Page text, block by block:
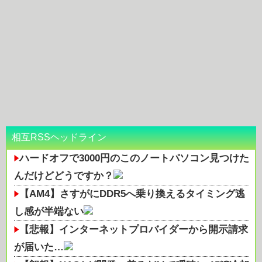
相互RSSヘッドライン
ハードオフで3000円のこのノートパソコン見つけた
んだけどどうですか？
【AM4】さすがにDDR5へ乗り換えるタイミング逃
し感が半端ない
【悲報】インターネットプロバイダーから開示請求
が届いた…